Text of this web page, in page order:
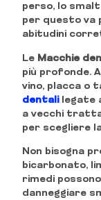
perso, lo
per questo va
abitudini
Le Macchie
più profonde.
vino, placca o
dentalilegate
a vecchi
per scegliere
Non bisogna
bicarbonato,
rimedi
danneggiare